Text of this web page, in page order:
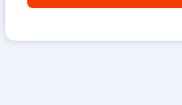
書類選考
▼